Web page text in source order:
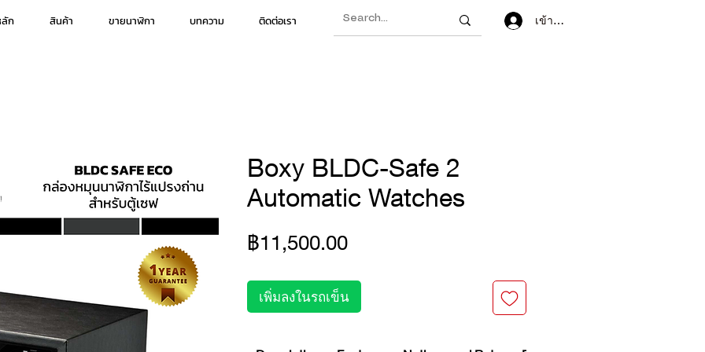
ก สินค้า ขายนาฬิกา บทความ ติดต่อเรา เข้าสู่ระบบ
Boxy BLDC-Safe 2
Automatic Watches
฿11,500.00ราคา
เพิ่มลงในรถเข็น